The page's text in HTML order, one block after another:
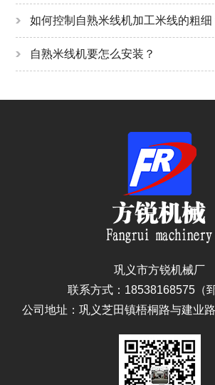
如何控制自熟米线机加工米线的粗细
自熟米线机要怎么安装？
巩义市方锐机械厂
联系方式：18538168575（
公司地址：巩义芝田镇梧桐路与建业